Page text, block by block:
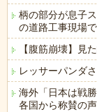
柄の部分が息子
の道路工事現場
【腹筋崩壊】見
レッサーパンダ
海外「日本は戦
各国から称賛の声